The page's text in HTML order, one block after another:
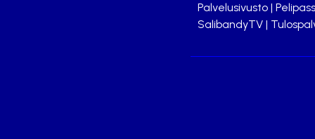
Palvelusivusto |
SalibandyTV |